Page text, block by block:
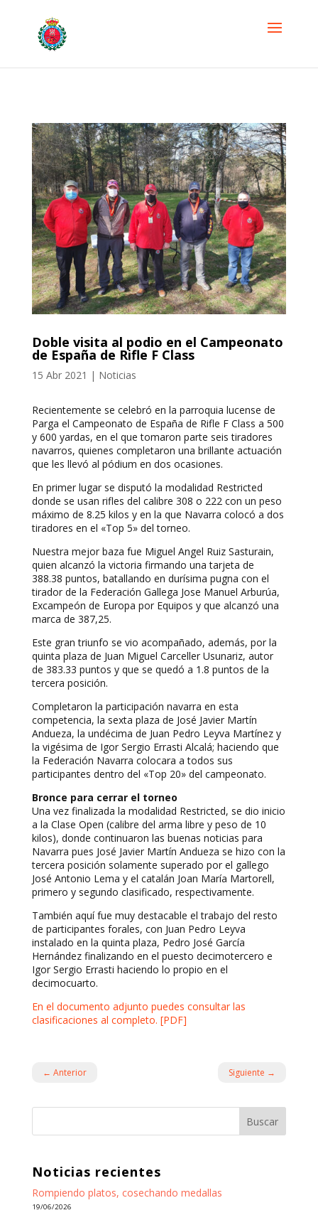
Doble visita al podio en el Campeonato
de España de Rifle F Class
15 Abr 2021 | Noticias
Recientemente se celebró en la parroquia lucense de
Parga el Campeonato de España de Rifle F Class a 500
y 600 yardas, en el que tomaron parte seis tiradores
navarros, quienes completaron una brillante actuación
que les llevó al pódium en dos ocasiones.
En primer lugar se disputó la modalidad Restricted
donde se usan rifles del calibre 308 o 222 con un peso
máximo de 8.25 kilos y en la que Navarra colocó a dos
tiradores en el «Top 5» del torneo.
Nuestra mejor baza fue Miguel Angel Ruiz Sasturain,
quien alcanzó la victoria firmando una tarjeta de
388.38 puntos, batallando en durísima pugna con el
tirador de la Federación Gallega Jose Manuel Arburúa,
Excampeón de Europa por Equipos y que alcanzó una
marca de 387,25.
Este gran triunfo se vio acompañado, además, por la
quinta plaza de Juan Miguel Carceller Usunariz, autor
de 383.33 puntos y que se quedó a 1.8 puntos de la
tercera posición.
Completaron la participación navarra en esta
competencia, la sexta plaza de José Javier Martín
Andueza, la undécima de Juan Pedro Leyva Martínez y
la vigésima de Igor Sergio Errasti Alcalá; haciendo que
la Federación Navarra colocara a todos sus
participantes dentro del «Top 20» del campeonato.
Bronce para cerrar el torneo
Una vez finalizada la modalidad Restricted, se dio inicio
a la Clase Open (calibre del arma libre y peso de 10
kilos), donde continuaron las buenas noticias para
Navarra pues José Javier Martín Andueza se hizo con la
tercera posición solamente superado por el gallego
José Antonio Lema y el catalán Joan María Martorell,
primero y segundo clasificado, respectivamente.
También aquí fue muy destacable el trabajo del resto
de participantes forales, con Juan Pedro Leyva
instalado en la quinta plaza, Pedro José García
Hernández finalizando en el puesto decimotercero e
Igor Sergio Errasti haciendo lo propio en el
decimocuarto.
En el documento adjunto puedes consultar las
clasificaciones al completo. [PDF]
← Anterior Siguiente →
Buscar
Noticias recientes
Rompiendo platos, cosechando medallas
19/06/2026